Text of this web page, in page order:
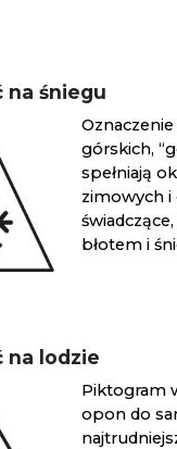
na śniegu
górskich,
spełniają
zimowych i
błotem i
na lodzie
Piktogram
opon do